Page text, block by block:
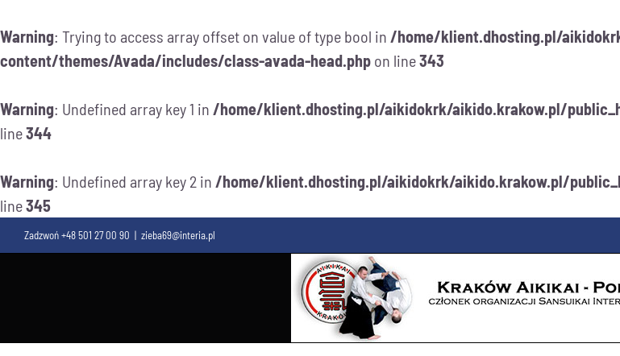
Warning: Trying to access array offset on value of type bool in /home/klient.dhosting.pl/
content/themes/Avada/includes/class-avada-head.php on line343
Warning: Undefined array key 1 in /home/klient.dhosting.pl/aikidokrk/aikido.krakow.pl/
line344
Warning: Undefined array key 2 in /home/klient.dhosting.pl/aikidokrk/aikido.krakow.pl/
line345
Przejdź
do
Zadzwoń +48 501 27 00 90 | zieba69@interia.pl